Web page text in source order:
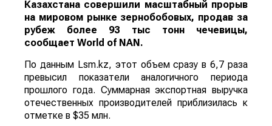
Казахстана совершили масштабный прорыв
на мировом рынке зернобобовых, продав за
рубеж более 93 тыс тонн чечевицы,
сообщает World of NAN.
По данным Lsm.kz, этот объем сразу в 6,7 раза
превысил показатели аналогичного периода
прошлого года. Суммарная экспортная выручка
отечественных производителей приблизилась к
отметке в $35 млн.